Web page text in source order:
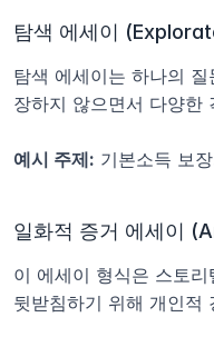
탐색 에세이
탐색 에세이는 하나의
장하지 않으면서 다양한
예시 주제: 기본소득 보
일화적 증거 에세이
이 에세이 형식은 스토
뒷받침하기 위해 개인적